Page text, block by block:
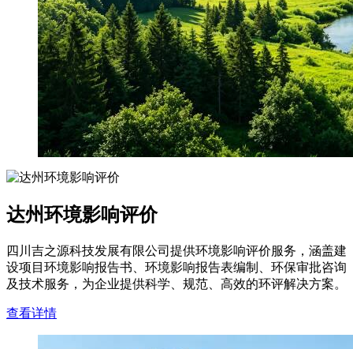
达州环境影响评价
四川吉之源科技发展有限公司提供环境影响评价服务，涵盖建
设项目环境影响报告书、环境影响报告表编制、环保审批咨询
及技术服务，为企业提供科学、规范、高效的环评解决方案。
查看详情